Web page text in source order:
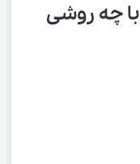
افزایش تراز کنکور ۱۴۰۴ با چه روشی